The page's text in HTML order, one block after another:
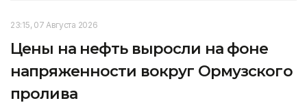
23:15, 07 Августа 2026
Цены на нефть выросли на фоне
напряженности вокруг Ормузского
пролива